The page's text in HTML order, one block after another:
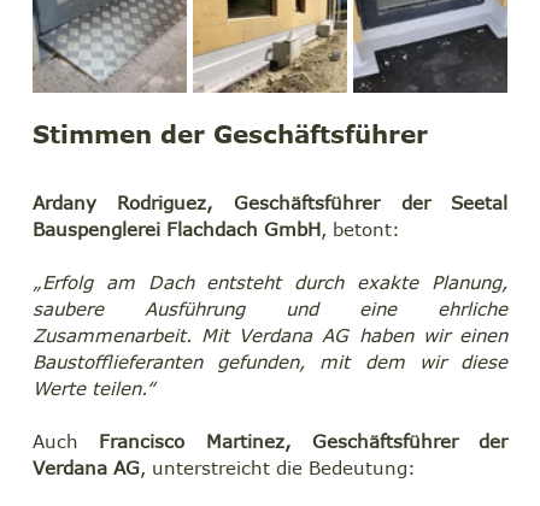
Stimmen der Geschäftsführer
Ardany Rodriguez, Geschäftsführer der Seetal
Bauspenglerei Flachdach GmbH, betont:
„Erfolg am Dach entsteht durch exakte Planung,
saubere Ausführung und eine ehrliche
Zusammenarbeit. Mit Verdana AG haben wir einen
Baustofflieferanten gefunden, mit dem wir diese
Werte teilen.“
Auch Francisco Martinez, Geschäftsführer der
Verdana AG, unterstreicht die Bedeutung: